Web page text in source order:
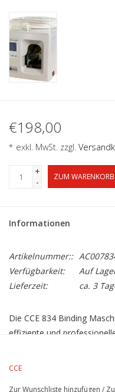
€198,00
* exkl. MwSt. zzgl.
+
-
ZUM
Informationen
Artikelnummer::
Verfügbarkeit:
Auf
Lieferzeit:
ca. 3
Die CCE 834 Binding
effiziente und
CCE
Zur Wunschliste hinzufügen /